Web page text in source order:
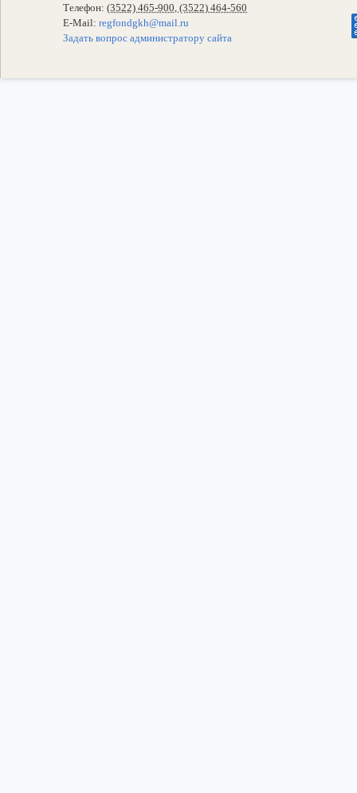
Телефон: (3522) 465-900, (3522) 464-560
E-Mail: regfondgkh@mail.ru
Задать вопрос администратору сайта